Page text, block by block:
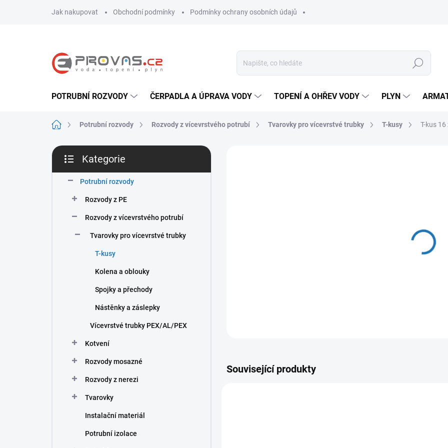
Jak nakupovat Obchodní podmínky Podmínky ochrany osobních údajů
Hledat
POTRUBNÍ ROZVODY ČERPADLA A ÚPRAVA VODY TOPENÍ A OHŘEV VODY PLYN
Domů Potrubní rozvody Rozvody z vícevrstvého potrubí Tvarovky pro vícevrstvé trubky T-kusy T-kus
P
s
kategorie
Kategorie
Potrubní rozvody
Rozvody z PE
Rozvody z vícevrstvého potrubí
Tvarovky pro vícevrstvé trubky
T-kusy
Kolena a oblouky
Spojky a přechody
Nástěnky a záslepky
Vícevrstvé trubky PEX/AL/PEX
Kotvení
Rozvody mosazné
Rozvody z nerezi
Tvarovky
Instalační materiál
Potrubní izolace
Související produkty